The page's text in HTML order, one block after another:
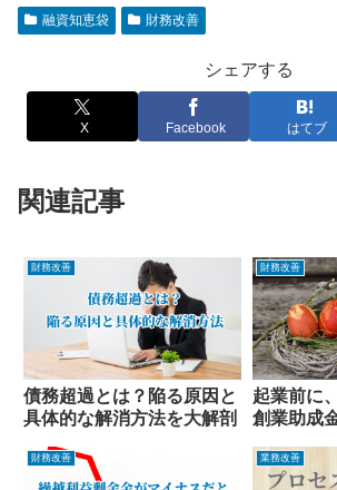
融資知恵袋 財務改善
シェアする
X Facebook はてブ
関連記事
財務改善
債務超過とは？陥る原因と
具体的な解消方法を大解剖
財務改善
起業前に
創業助成
財務改善 業務改善